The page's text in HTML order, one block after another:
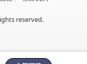
reserved.